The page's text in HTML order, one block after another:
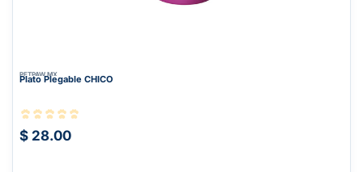
PETPAW.MX
Plato Plegable CHICO
$ 28.00